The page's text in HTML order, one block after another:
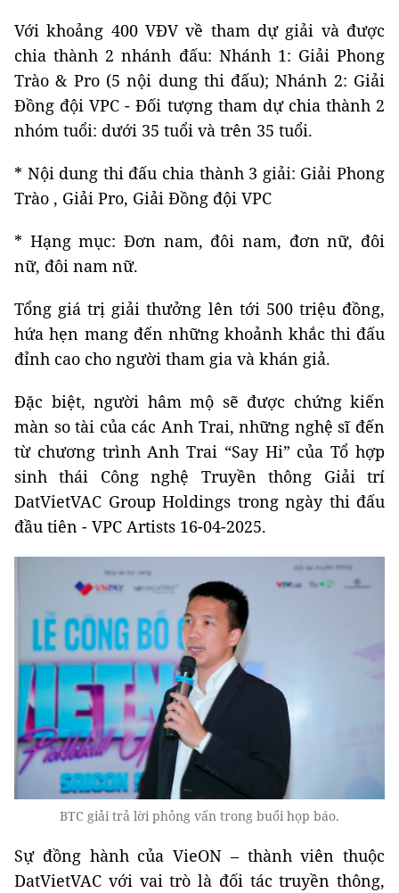
Với khoảng 400 VĐV về tham dự giải và được
chia thành 2 nhánh đấu: Nhánh 1: Giải Phong
Trào & Pro (5 nội dung thi đấu); Nhánh 2: Giải
Đồng đội VPC - Đối tượng tham dự chia thành 2
nhóm tuổi: dưới 35 tuổi và trên 35 tuổi.
* Nội dung thi đấu chia thành 3 giải: Giải Phong
Trào , Giải Pro, Giải Đồng đội VPC
* Hạng mục: Đơn nam, đôi nam, đơn nữ, đôi
nữ, đôi nam nữ.
Tổng giá trị giải thưởng lên tới 500 triệu đồng,
hứa hẹn mang đến những khoảnh khắc thi đấu
đỉnh cao cho người tham gia và khán giả.
Đặc biệt, người hâm mộ sẽ được chứng kiến
màn so tài của các Anh Trai, những nghệ sĩ đến
từ chương trình Anh Trai “Say Hi” của Tổ hợp
sinh thái Công nghệ Truyền thông Giải trí
DatVietVAC Group Holdings trong ngày thi đấu
đầu tiên - VPC Artists 16-04-2025.
BTC giải trả lời phỏng vấn trong buổi họp báo.
Sự đồng hành của VieON – thành viên thuộc
DatVietVAC với vai trò là đối tác truyền thông,